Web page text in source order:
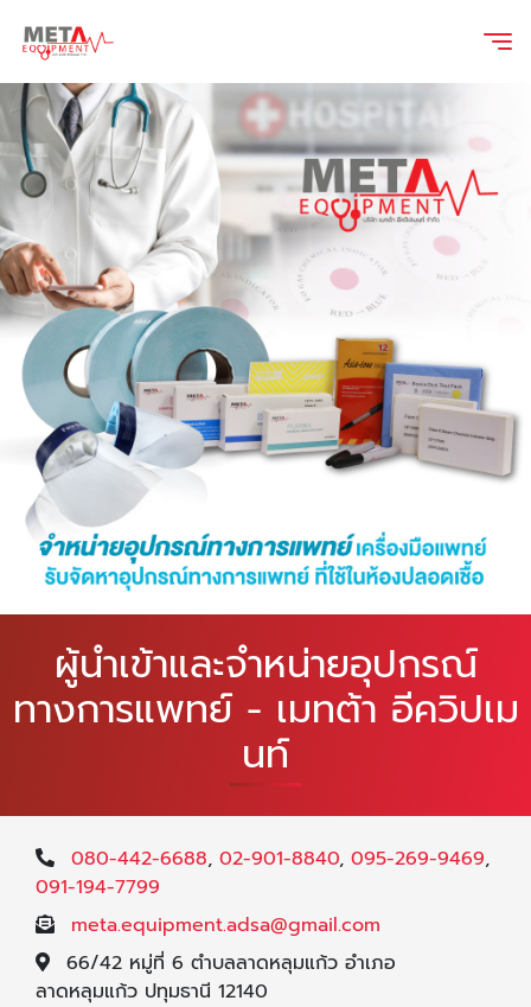
ผู้นำเข้าและจำหน่ายอุปกรณ์
ทางการแพทย์ - เมทต้า อีควิปเม
นท์
080-442-6688, 02-901-8840, 095-269-9469,
091-194-7799
meta.equipment.adsa@gmail.com
66/42 หมู่ที่ 6 ตำบลลาดหลุมแก้ว อำเภอ
ลาดหลุมแก้ว ปทุมธานี 12140